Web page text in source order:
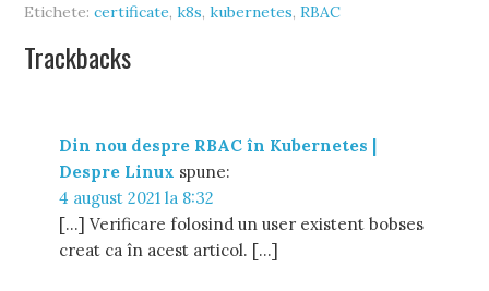
Etichete:certificate,k8s,kubernetes,RBAC
Trackbacks
Din nou despre RBAC în Kubernetes |
Despre Linux spune:
4 august 2021 la 8:32
[…] Verificare folosind un user existent bobses
creat ca în acest articol. […]